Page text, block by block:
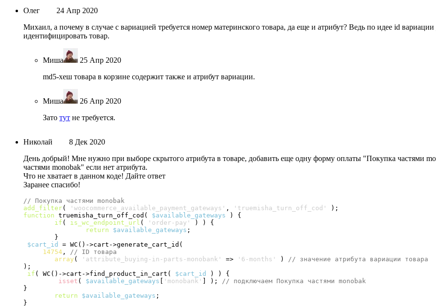
Олег
24 Апр 2020
Михаил, а почему в случае с вариацией требуется номер материнского товара, да еще и атрибут? Ведь по идее id
идентифицировать товар.
Миша
25 Апр 2020
md5-хеш товара в корзине содержит также и атрибут вариации.
Миша
26 Апр 2020
Зато тут не требуется.
Николай
8 Дек 2020
День добрый! Мне нужно при выборе скрытого атрибута в товаре, добавить еще одну форму оплаты "Покупка частями
частями monobak" если нет атрибута.
Что не хватает в данном коде! Дайте ответ
Заранее спасибо!
// Покупка частями monobak
add_filter( 'woocommerce_available_payment_gateways' , 'truemisha_turn_off_cod' )
function truemisha_turn_off_cod ( $available_gateways )
{
if ( is_wc_endpoint_url ( 'order-pay' ) )
{
return
$available_gateways ;
}
$cart_id
= WC ( ) ->cart ->generate_cart_id (
14754 ,
// ID товара
array ( 'attribute_buying-in-parts-monobank' => '6-months' )
// значение атрибута вариации товара
) ;
if ( WC ( ) ->cart ->find_product_in_cart ( $cart_id ) )
{
isset ( $available_gateways 'monobank' ) ;
// подключаем Покупка частями monobak
}
return
$available_gateways
}